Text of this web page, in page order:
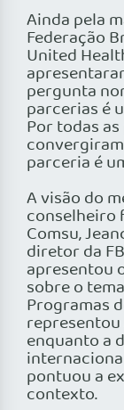
Ainda pela
Federação
United
pergunta
parcerias é
Por todas
parceria é
A visão do
conselheiro
Comsu,
diretor da
apresentou
sobre o
Programas
enquanto a
pontuou a
contexto.